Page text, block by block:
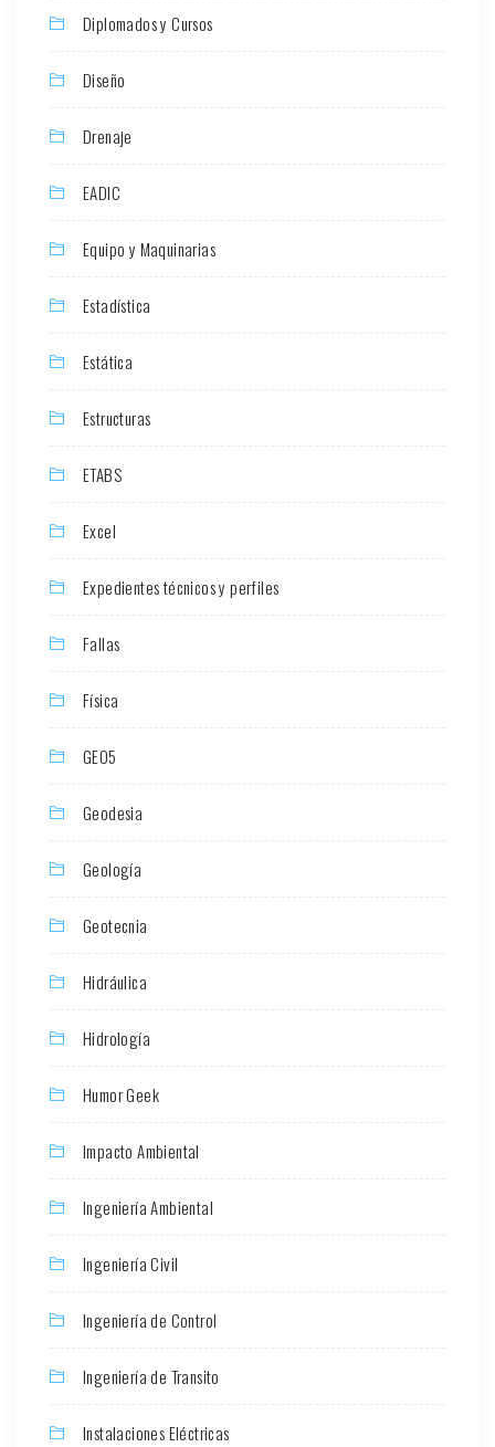
Diplomados y Cursos
Diseño
Drenaje
EADIC
Equipo y Maquinarias
Estadística
Estática
Estructuras
ETABS
Excel
Expedientes técnicos y perfiles
Fallas
Física
GEO5
Geodesia
Geología
Geotecnia
Hidráulica
Hidrología
Humor Geek
Impacto Ambiental
Ingeniería Ambiental
Ingeniería Civil
Ingeniería de Control
Ingeniería de Transito
Instalaciones Eléctricas